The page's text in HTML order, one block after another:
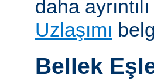
daha
Uzlaşımı
Bellek